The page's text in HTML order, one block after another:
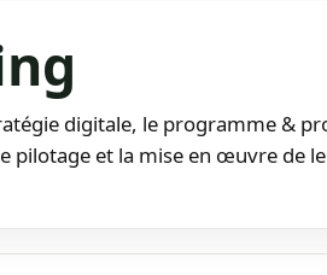
digitale, le programme &
et la mise en œuvre de